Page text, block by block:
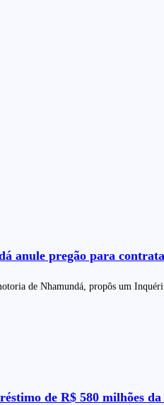
anule pregão para
de Nhamundá, propôs um
de R$ 580 milhões